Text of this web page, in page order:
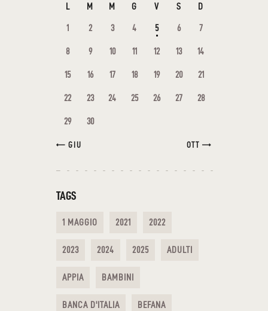
L M M G V S D
1 2 3 4 5 6 7
8 9 10 11 12 13 14
15 16 17 18 19 20 21
22 23 24 25 26 27 28
29 30
« GIU OTT »
TAGS
1 MAGGIO 2021 2022
2023 2024 2025 ADULTI
APPIA BAMBINI
BANCA D'ITALIA BEFANA